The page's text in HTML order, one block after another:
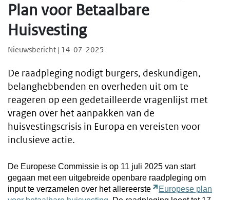
Plan voor Betaalbare
Huisvesting
Nieuwsbericht | 14-07-2025
De raadpleging nodigt burgers, deskundigen,
belanghebbenden en overheden uit om te
reageren op een gedetailleerde vragenlijst met
vragen over het aanpakken van de
huisvestingscrisis in Europa en vereisten voor
inclusieve actie.
De Europese Commissie is op 11 juli 2025 van start
gegaan met een uitgebreide openbare raadpleging om
input te verzamelen over het allereerste
Europese plan